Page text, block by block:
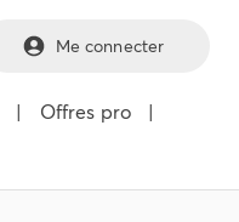
Me connecter
| Offres pro
|